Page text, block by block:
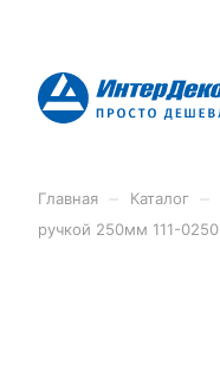
Главная Каталог
ручкой 250мм 111-0250